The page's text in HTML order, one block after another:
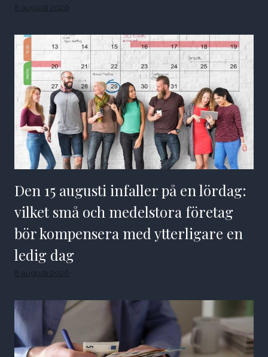
8 augusti 2026
Den 15 augusti infaller på en lördag:
vilket små och medelstora företag
bör kompensera med ytterligare en
ledig dag
8 augusti 2026